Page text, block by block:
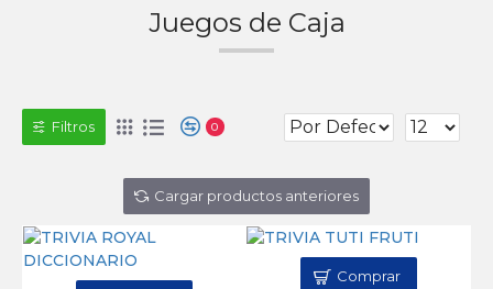
Juegos de Caja
Filtros 0
Cargar productos anteriores
Comprar